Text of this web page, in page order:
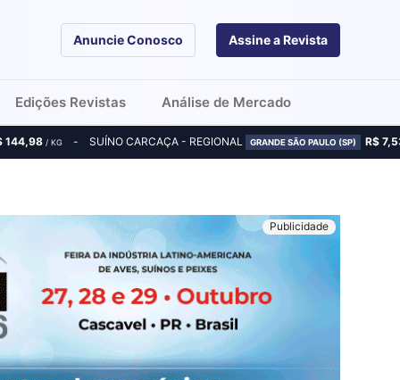
Anuncie Conosco Assine a Revista
Edições Revistas Análise de Mercado
144,98 / KG SUÍNO CARCAÇA - REGIONAL GRANDE SÃO PAULO (SP) R$